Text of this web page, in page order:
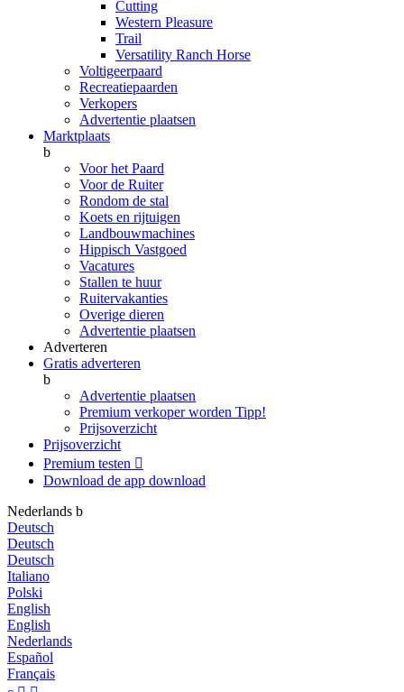
Cutting
Western Pleasure
Trail
Versatility Ranch Horse
Voltigeerpaard
Recreatiepaarden
Verkopers
Advertentie plaatsen
Marktplaats
b
Voor het Paard
Voor de Ruiter
Rondom de stal
Koets en rijtuigen
Landbouwmachines
Hippisch Vastgoed
Vacatures
Stallen te huur
Ruitervakanties
Overige dieren
Advertentie plaatsen
Adverteren
Gratis adverteren
b
Advertentie plaatsen
Premium verkoper worden Tipp!
Prijsoverzicht
Prijsoverzicht
Premium testen 
Download de app download
Nederlands b
Deutsch
Deutsch
Deutsch
Italiano
Polski
English
English
Nederlands
Español
Français